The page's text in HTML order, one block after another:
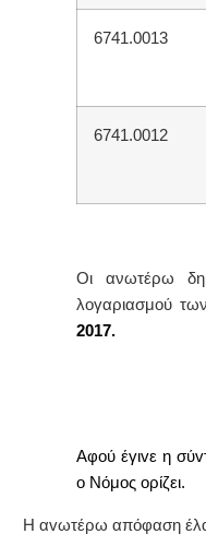
6741.0013
6741.0012
Οι ανωτέρω
λογαριασμού
2017.
Αφoύ έγιvε η
o Νόμoς oρίζει.
Η αvωτέρω απόφαση